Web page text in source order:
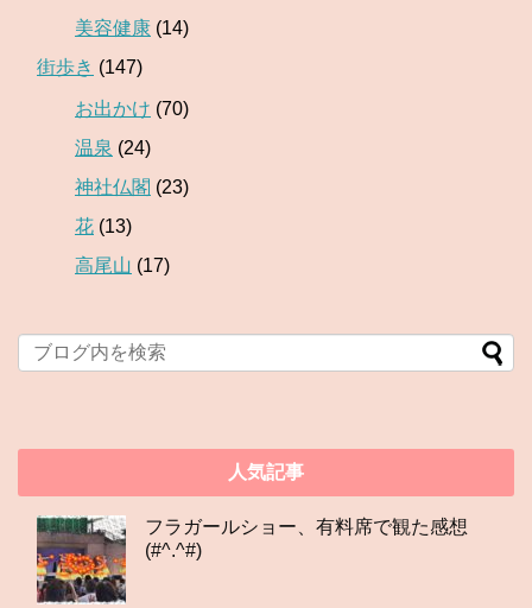
美容健康 (14)
街歩き (147)
お出かけ (70)
温泉 (24)
神社仏閣 (23)
花 (13)
高尾山 (17)
人気記事
フラガールショー、有料席で観た感想
(#^.^#)